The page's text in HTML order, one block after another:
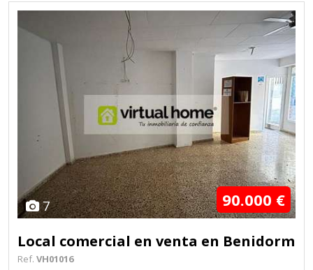
7 90.000 €
Local comercial en venta en Benidorm
Ref. VH01016